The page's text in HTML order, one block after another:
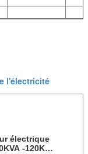
l'électricité
électrique
-120KVA